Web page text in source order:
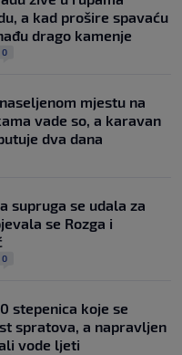
a kad prošire spavaću
drago kamenje
0
mjestu na
vade so, a karavan
dva dana
supruga se udala za
se Rozga i
0
stepenica koje se
spratova, a napravljen
vode ljeti